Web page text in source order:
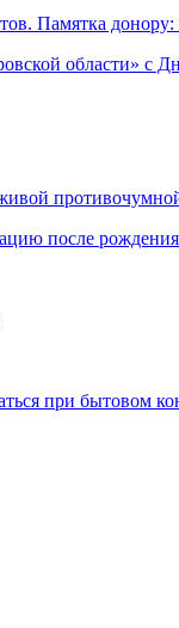
Памятка донору:
области» с
после рождения
при бытовом